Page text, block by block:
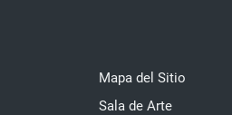
Mapa del Sitio
Sala de Arte